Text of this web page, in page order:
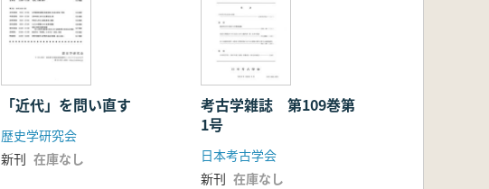
「近代」を問い直す
歴史学研究会
新刊 在庫なし
考古学雑誌 第109巻第
1号
日本考古学会
新刊 在庫なし